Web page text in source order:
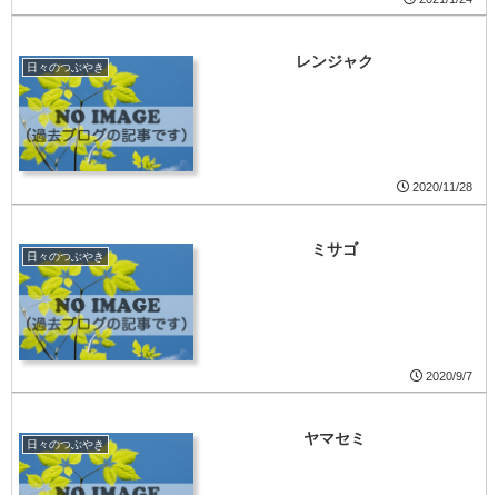
日々のつぶやき レンジャク
2020/11/28
日々のつぶやき ミサゴ
2020/9/7
日々のつぶやき ヤマセミ